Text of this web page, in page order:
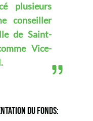
plusieurs
conseiller
de Saint-
Vice-
DU FONDS: